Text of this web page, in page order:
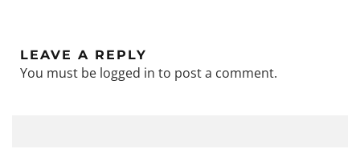
LEAVE A REPLY
You must be logged in to post a comment.